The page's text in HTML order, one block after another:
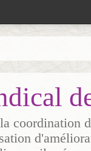
coordination